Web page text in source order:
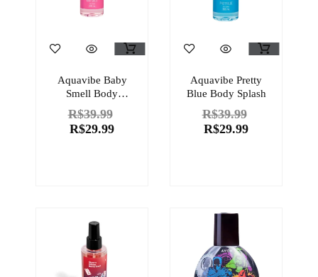
Aquavibe Baby
Smell Body
Splash
R$39.99
R$29.99
Aquavibe Pretty
Blue Body Splash
R$39.99
R$29.99